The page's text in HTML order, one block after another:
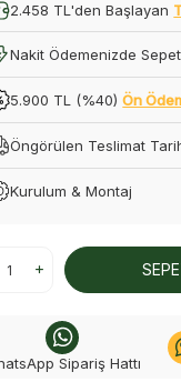
2.458 TL'den Başlayan
Nakit Ödemenizde
5.900 TL (%40)Ön
Öngörülen Teslimat
Kurulum & Montaj
Sipariş Hattı